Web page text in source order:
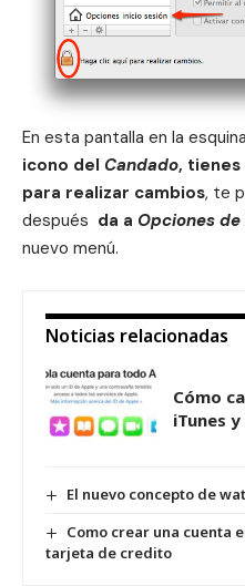
En esta pantalla en la
icono del Candado,
para realizar cambios, te
después da a Opciones
nuevo menú.
Noticias relacionadas
Cómo
iTunes
El nuevo concepto de
Como crear una cuenta
tarjeta de credito